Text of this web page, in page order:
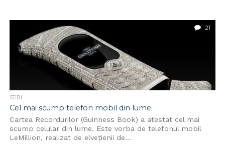
21
STIRI
Cel mai scump telefon mobil din lume
Cartea Recordurilor (Guinness Book) a atestat cel mai
scump celular din lume. Este vorba de telefonul mobil
LeMillion, realizat de elveţienii de...